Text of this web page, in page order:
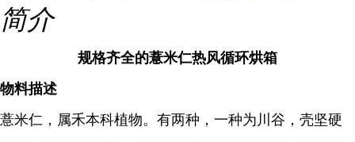
简介
规格齐全的薏米仁热风循环烘箱
物料描述
薏米仁，属禾本科植物。有两种，一种为川谷，壳坚硬